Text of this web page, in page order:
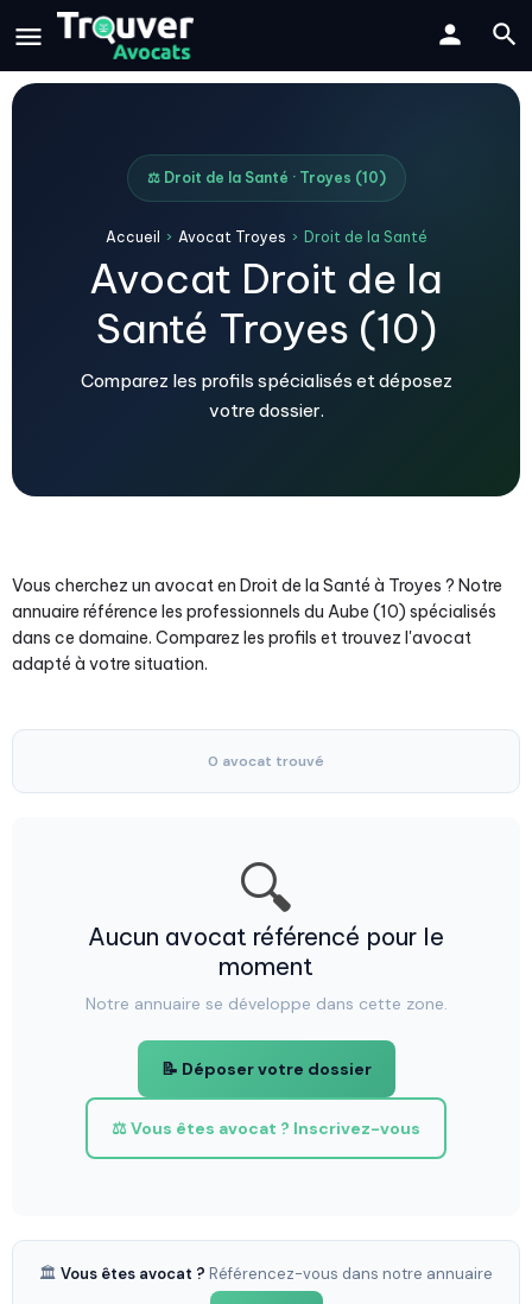
⚖️ Droit de la Santé · Troyes (10)
Accueil › Avocat Troyes › Droit de la Santé
Avocat Droit de la
Santé Troyes (10)
Comparez les profils spécialisés et déposez
votre dossier.
Vous cherchez un avocat en Droit de la Santé à Troyes ? Notre
annuaire référence les professionnels du Aube (10) spécialisés
dans ce domaine. Comparez les profils et trouvez l'avocat
adapté à votre situation.
0 avocat trouvé
🔍
Aucun avocat référencé pour le
moment
Notre annuaire se développe dans cette zone.
📝 Déposer votre dossier
⚖️ Vous êtes avocat ? Inscrivez-vous
🏛️ Vous êtes avocat ? Référencez-vous dans notre annuaire